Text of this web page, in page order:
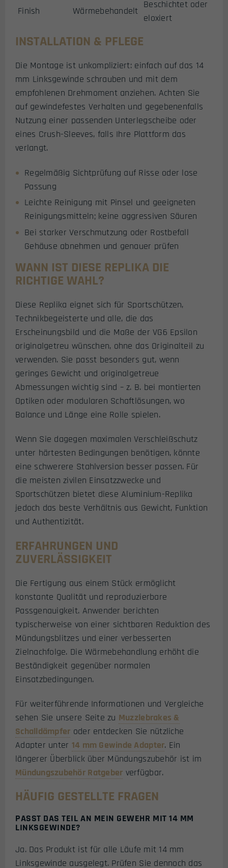
Finish
Wärmebehandelt
Beschichtet oder
eloxiert
INSTALLATION & PFLEGE
Die Montage ist unkompliziert: einfach auf das 14
mm Linksgewinde schrauben und mit dem
empfohlenen Drehmoment anziehen. Achten Sie
auf gewindefestes Verhalten und gegebenenfalls
Nutzung einer passenden Unterlegscheibe oder
eines Crush-Sleeves, falls Ihre Plattform das
verlangt.
Regelmäßig Sichtprüfung auf Risse oder lose
Passung
Leichte Reinigung mit Pinsel und geeigneten
Reinigungsmitteln; keine aggressiven Säuren
Bei starker Verschmutzung oder Rostbefall
Gehäuse abnehmen und genauer prüfen
WANN IST DIESE REPLIKA DIE
RICHTIGE WAHL?
Diese Replika eignet sich für Sportschützen,
Technikbegeisterte und alle, die das
Erscheinungsbild und die Maße der VG6 Epsilon
originalgetreu wünschen, ohne das Originalteil zu
verwenden. Sie passt besonders gut, wenn
geringes Gewicht und originalgetreue
Abmessungen wichtig sind – z. B. bei montierten
Optiken oder modularen Schaftlösungen, wo
Balance und Länge eine Rolle spielen.
Wenn Sie dagegen maximalen Verschleißschutz
unter härtesten Bedingungen benötigen, könnte
eine schwerere Stahlversion besser passen. Für
die meisten zivilen Einsatzzwecke und
Sportschützen bietet diese Aluminium-Replika
jedoch das beste Verhältnis aus Gewicht, Funktion
und Authentizität.
ERFAHRUNGEN UND
ZUVERLÄSSIGKEIT
Die Fertigung aus einem Stück ermöglicht
konstante Qualität und reproduzierbare
Passgenauigkeit. Anwender berichten
typischerweise von einer sichtbaren Reduktion des
Mündungsblitzes und einer verbesserten
Zielnachfolge. Die Wärmebehandlung erhöht die
Beständigkeit gegenüber normalen
Einsatzbedingungen.
Für weiterführende Informationen und Vergleiche
sehen Sie unsere Seite zu Muzzlebrakes &
Schalldämpfer oder entdecken Sie nützliche
Adapter unter 14 mm Gewinde Adapter. Ein
längerer Überblick über Mündungszubehör ist im
Mündungszubehör Ratgeber verfügbar.
HÄUFIG GESTELLTE FRAGEN
PASST DAS TEIL AN MEIN GEWEHR MIT 14 MM
LINKSGEWINDE?
Ja. Das Produkt ist für alle Läufe mit 14 mm
Linksgewinde ausgelegt. Prüfen Sie dennoch das